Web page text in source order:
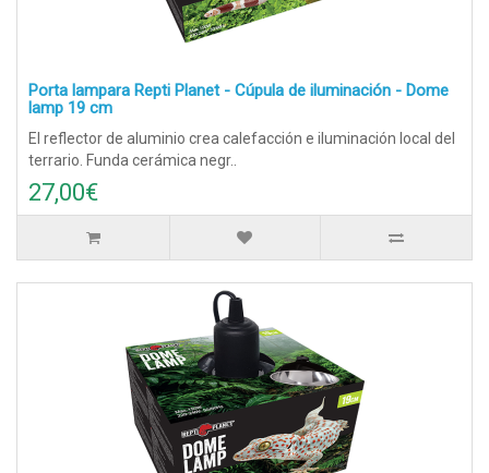
Porta lampara Repti Planet - Cúpula de iluminación - Dome
lamp 19 cm
El reflector de aluminio crea calefacción e iluminación local del
terrario. Funda cerámica negr..
27,00€